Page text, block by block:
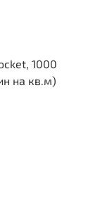
1000
на кв.м)